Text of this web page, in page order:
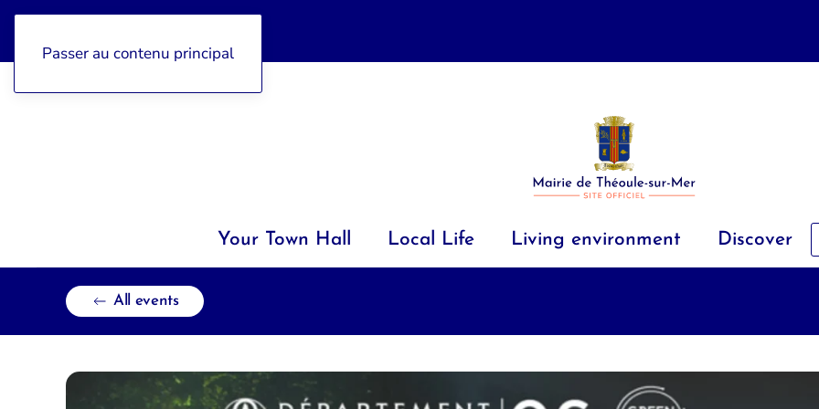
Passer au contenu principal
Your Town Hall Local Life Living environment Discover
All events